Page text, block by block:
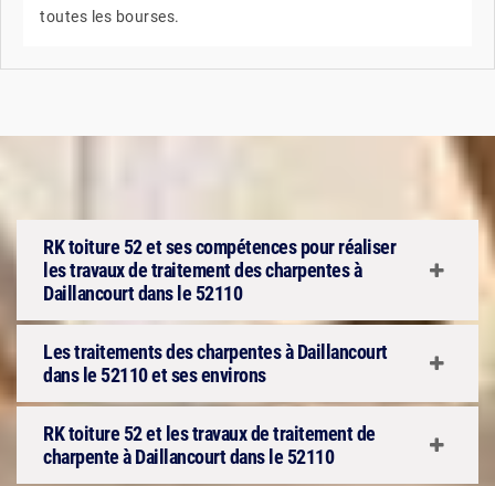
toutes les bourses.
RK toiture 52 et ses compétences pour réaliser
les travaux de traitement des charpentes à
Daillancourt dans le 52110
Les traitements des charpentes à Daillancourt
dans le 52110 et ses environs
RK toiture 52 et les travaux de traitement de
charpente à Daillancourt dans le 52110